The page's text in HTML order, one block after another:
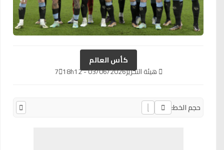
كأس العالم
هيئة التحرير03/06/2026 - 18h12
7
حجم الخط: